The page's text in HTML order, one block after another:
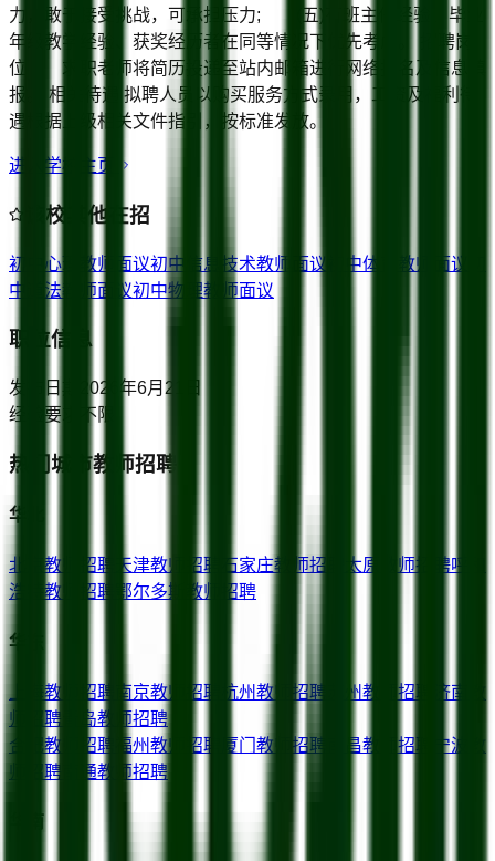
力，敢于接受挑战，可承担压力; (五)有班主任经验、毕业
年级教学经验、获奖经历者在同等情况下优先考虑。 招聘岗
位 求职老师将简历投递至站内邮箱进行网络报名及信息填
报。 相关待遇 拟聘人员以购买服务方式录用，工资及福利待
遇根据上级相关文件指引，按标准发放。
进入学校主页
该校其他在招
初中心理教师 面议初中信息技术教师 面议 初中体育教师 面议
中道法教师面议初中物理教师面议
职位信息
发布日期
2026年6月21日
经验要求
不限
热门城市教师招聘
华北
北京 教师招聘 天津教师招聘 石家庄教师招聘 太原 教师招聘呼和
浩特 教师招聘 鄂尔多斯 教师招聘
华东
教师招聘 南京教师招聘 杭州教师招聘 苏州教师招聘 济南
师招聘
青岛教师招聘
合肥 教师招聘 福州教师招聘 厦门 教师招聘 南昌教师招聘 宁波
师招聘
南通教师招聘
华南